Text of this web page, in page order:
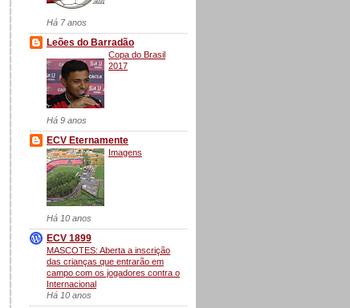
Há 7 anos
Leões do Barradão
Copa do Brasil
2017
Há 9 anos
ECV Eternamente
Imagens
Há 10 anos
ECV 1899
MASCOTES: Aberta a inscrição
das crianças que entrarão em
campo com os jogadores contra o
Internacional
Há 10 anos